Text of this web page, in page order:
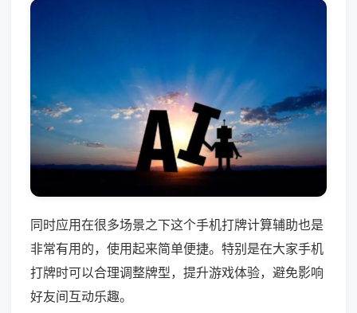
同时应用在很多场景之下这个手机打牌计算辅助也是
非常有用的，使用起来简单便捷。特别是在大家手机
打牌时可以合理调整牌型，提升游戏体验，避免影响
好友间互动乐趣。